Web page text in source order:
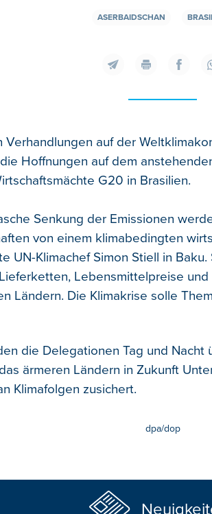
ASERBAIDSCHAN
Verhandlungen auf der
Hoffnungen auf dem
G20 in Brasilien.
Senkung der Emissionen
von einem klimabedingten
UN-Klimachef Simon Stiell in
Lebensmittelpreise
Ländern. Die Klimakrise solle
die Delegationen Tag und Nacht
ärmeren Ländern in Zukunft
Klimafolgen zusichert.
dpa/dop